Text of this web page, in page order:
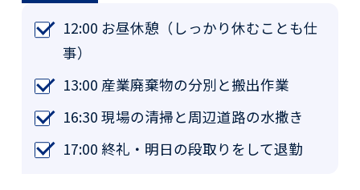
12:00 お昼休憩（しっかり休むことも仕
事）
13:00 産業廃棄物の分別と搬出作業
16:30 現場の清掃と周辺道路の水撒き
17:00 終礼・明日の段取りをして退勤